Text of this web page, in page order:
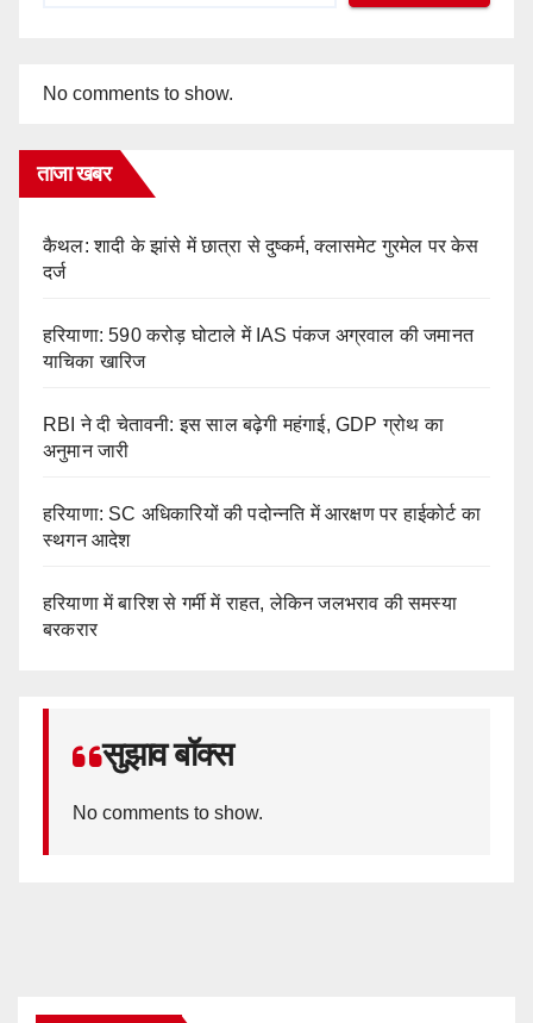
No comments to show.
ताजा खबर
कैथल: शादी के झांसे में छात्रा से दुष्कर्म, क्लासमेट गुरमेल पर केस
दर्ज
हरियाणा: 590 करोड़ घोटाले में IAS पंकज अग्रवाल की जमानत
याचिका खारिज
RBI ने दी चेतावनी: इस साल बढ़ेगी महंगाई, GDP ग्रोथ का
अनुमान जारी
हरियाणा: SC अधिकारियों की पदोन्नति में आरक्षण पर हाईकोर्ट का
स्थगन आदेश
हरियाणा में बारिश से गर्मी में राहत, लेकिन जलभराव की समस्या
बरकरार
सुझाव बॉक्स
No comments to show.